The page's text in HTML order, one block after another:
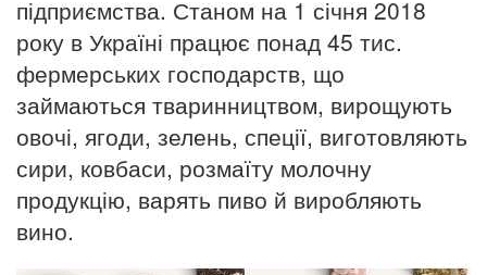
підприємства. Станом на 1 січня 2018
року в Україні працює понад 45 тис.
фермерських господарств, що
займаються тваринництвом, вирощують
овочі, ягоди, зелень, спеції, виготовляють
сири, ковбаси, розмаїту молочну
продукцію, варять пиво й виробляють
вино.